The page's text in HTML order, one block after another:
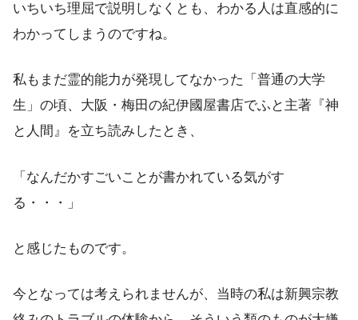
いちいち理屈で説明しなくとも、わかる人は直感的に
わかってしまうのですね。
私もまだ霊的能力が発現してなかった「普通の大学
生」の頃、大阪・梅田の紀伊國屋書店でふと主著『神
と人間』を立ち読みしたとき、
「なんだかすごいことが書かれている気がす
る・・・」
と感じたものです。
今となっては考えられませんが、当時の私は新興宗教